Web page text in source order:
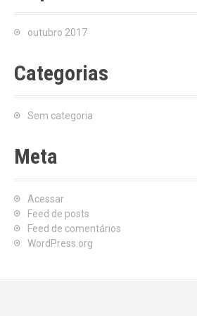
outubro 2017
Categorias
Sem categoria
Meta
Acessar
Feed de posts
Feed de comentários
WordPress.org